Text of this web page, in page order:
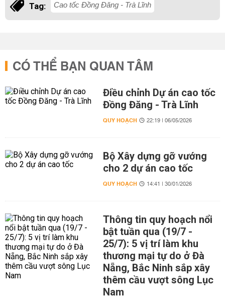
Tag: Cao tốc Đồng Đăng - Trà Lĩnh
CÓ THỂ BẠN QUAN TÂM
Điều chỉnh Dự án cao tốc
Đồng Đăng - Trà Lĩnh
QUY HOẠCH 22:19 | 06/05/2026
Bộ Xây dựng gỡ vướng
cho 2 dự án cao tốc
QUY HOẠCH 14:41 | 30/01/2026
Thông tin quy hoạch nổi
bật tuần qua (19/7 -
25/7): 5 vị trí làm khu
thương mại tự do ở Đà
Nẵng, Bắc Ninh sắp xây
thêm cầu vượt sông Lục
Nam